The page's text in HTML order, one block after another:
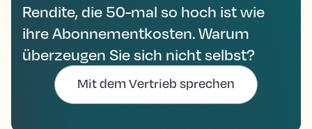
Rendite, die 50-mal so hoch ist wie
ihre Abonnementkosten. Warum
überzeugen Sie sich nicht selbst?
Mit dem Vertrieb sprechen